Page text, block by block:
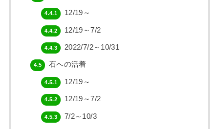
4.4.1 12/19～
4.4.2 12/19～7/2
4.4.3 2022/7/2～10/31
4.5 石への活着
4.5.1 12/19～
4.5.2 12/19～7/2
4.5.3 7/2～10/3